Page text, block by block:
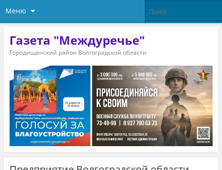
Меню
Газета "Междуречье"
Городищенский район Волгоградской области